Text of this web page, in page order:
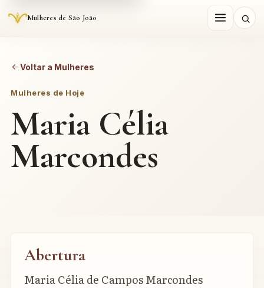
Mulheres de São João
Voltar a Mulheres
Mulheres de Hoje
Maria Célia
Marcondes
Abertura
Maria Célia de Campos Marcondes